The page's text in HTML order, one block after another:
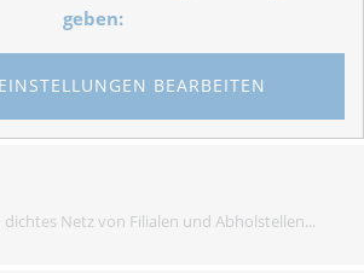
geben:
BEARBEITEN
Netz von Filialen und Abholstellen...